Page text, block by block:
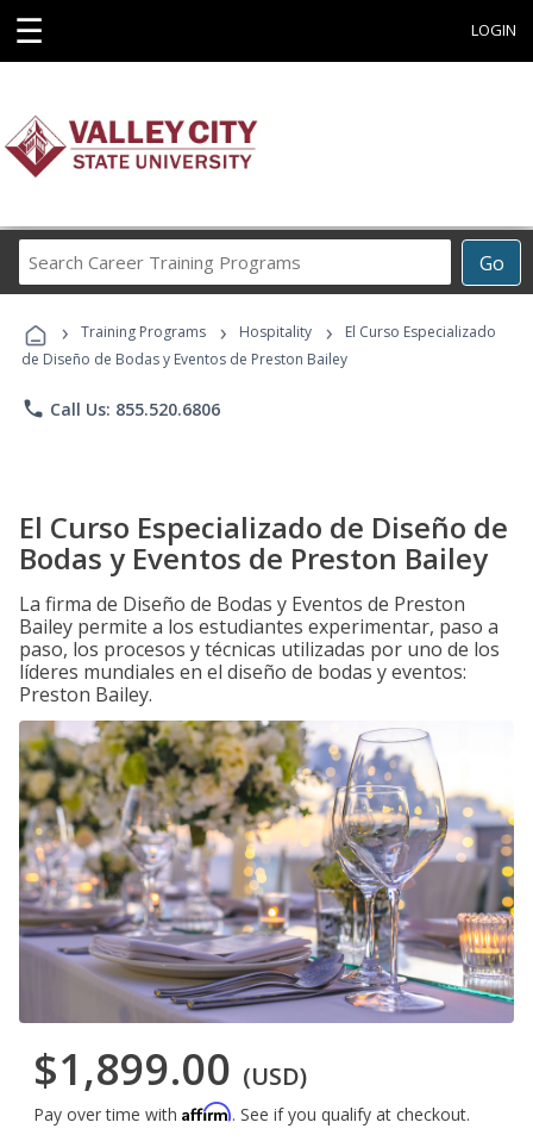
☰ LOGIN
Go
Career
Programs
› Training Programs › Hospitality ›
El Curso Especializado
de Diseño de Bodas y Eventos de Preston Bailey
phone Call Us: 855.520.6806
El Curso Especializado de Diseño de
Bodas y Eventos de Preston Bailey
La firma de Diseño de Bodas y Eventos de Preston
Bailey permite a los estudiantes experimentar, paso a
paso, los procesos y técnicas utilizadas por uno de los
líderes mundiales en el diseño de bodas y eventos:
Preston Bailey.
$1,899.00 (USD)
Pay over time with Affirm. See if you qualify at checkout.